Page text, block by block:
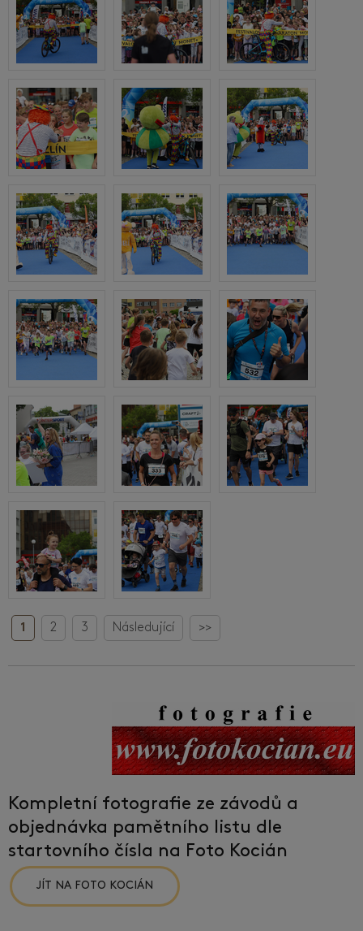
1 2 3 Následující >>
Kompletní fotografie ze závodů a
objednávka pamětního listu dle
startovního čísla na Foto Kocián
JÍT NA FOTO KOCIÁN